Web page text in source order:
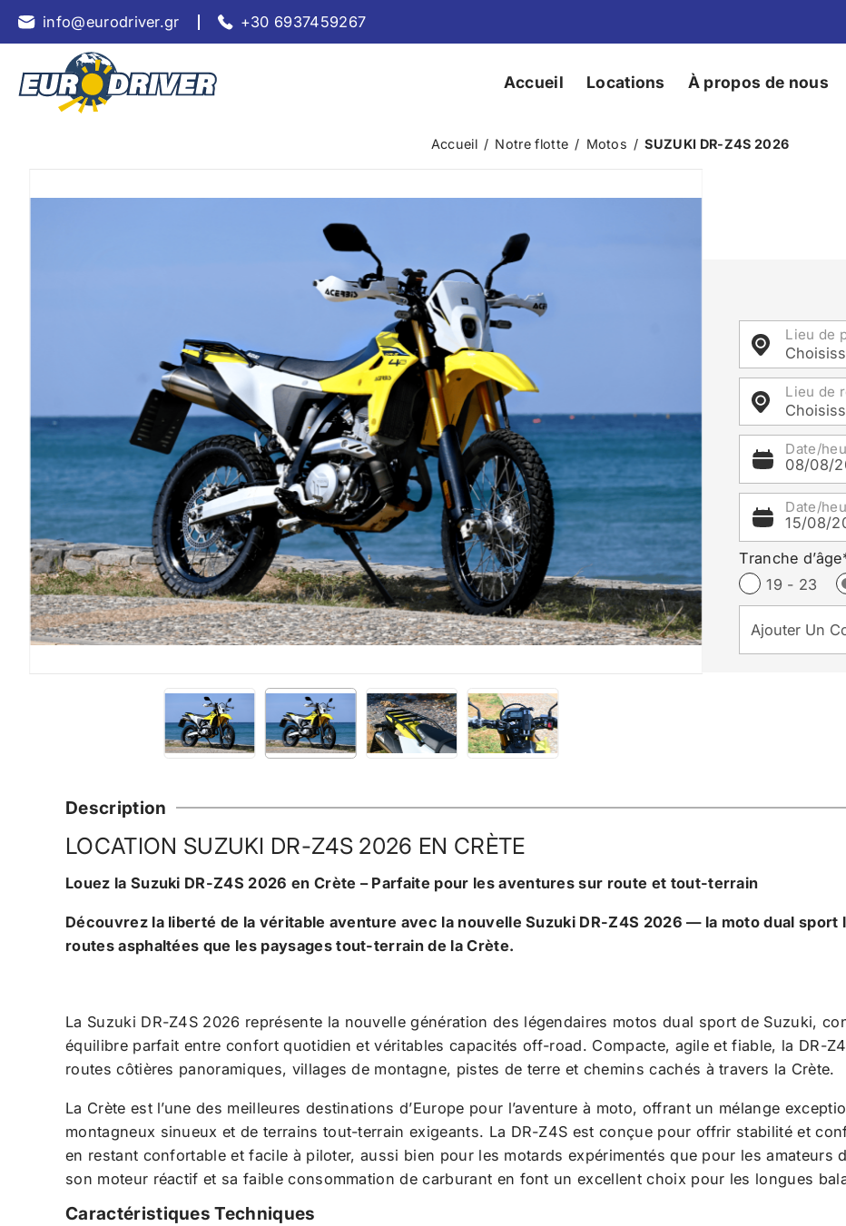
info@eurodriver.gr +30 6937459267
Accueil Locations À propos de nous
Accueil / Notre flotte / Motos / SUZUKI DR-Z4S 2026
Lieu de
Lieu de
Date/
08/08/
Date/
15/08/
Tranche
19 - 23
Description
LOCATION SUZUKI DR-Z4S 2026 EN CRÈTE
Louez la Suzuki DR-Z4S 2026 en Crète – Parfaite pour les aventures sur route et tout-terrain
Découvrez la liberté de la véritable aventure avec la nouvelle Suzuki DR-Z4S 2026 — la moto dual
routes asphaltées que les paysages tout-terrain de la Crète.
La Suzuki DR-Z4S 2026 représente la nouvelle génération des légendaires motos dual sport de Suzuki,
équilibre parfait entre confort quotidien et véritables capacités off-road. Compacte, agile et fiable, la DR-
routes côtières panoramiques, villages de montagne, pistes de terre et chemins cachés à travers la Crète.
La Crète est l’une des meilleures destinations d’Europe pour l’aventure à moto, offrant un mélange
montagneux sinueux et de terrains tout-terrain exigeants. La DR-Z4S est conçue pour offrir stabilité et
en restant confortable et facile à piloter, aussi bien pour les motards expérimentés que pour les amateurs
son moteur réactif et sa faible consommation de carburant en font un excellent choix pour les longues
Caractéristiques Techniques